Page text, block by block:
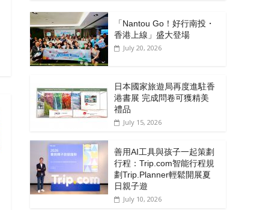
「Nantou Go！好行南投・
香港上線」盛大登場
July 20, 2026
日本國家旅遊局再度進駐香
港書展 完成問卷可獲精美
禮品
July 15, 2026
善用AI工具與孩子一起策劃
行程：Trip.com智能行程規
劃Trip.Planner輕鬆開展夏
日親子遊
July 10, 2026